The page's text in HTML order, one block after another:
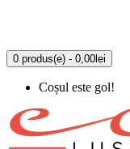
0 produs(e) - 0,00lei
Coșul este gol!